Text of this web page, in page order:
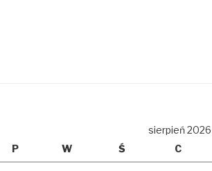
sierpień 2026
P
W Ś C